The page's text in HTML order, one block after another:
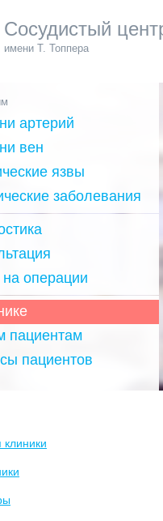
Сосудистый
имени Т. Топпера
артерий
вен
язвы
заболевания
операции
пациентам
пациентов
клиники